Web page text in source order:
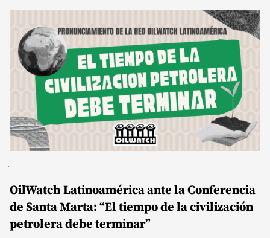
OilWatch Latinoamérica ante la Conferencia
de Santa Marta: “El tiempo de la civilización
petrolera debe terminar”